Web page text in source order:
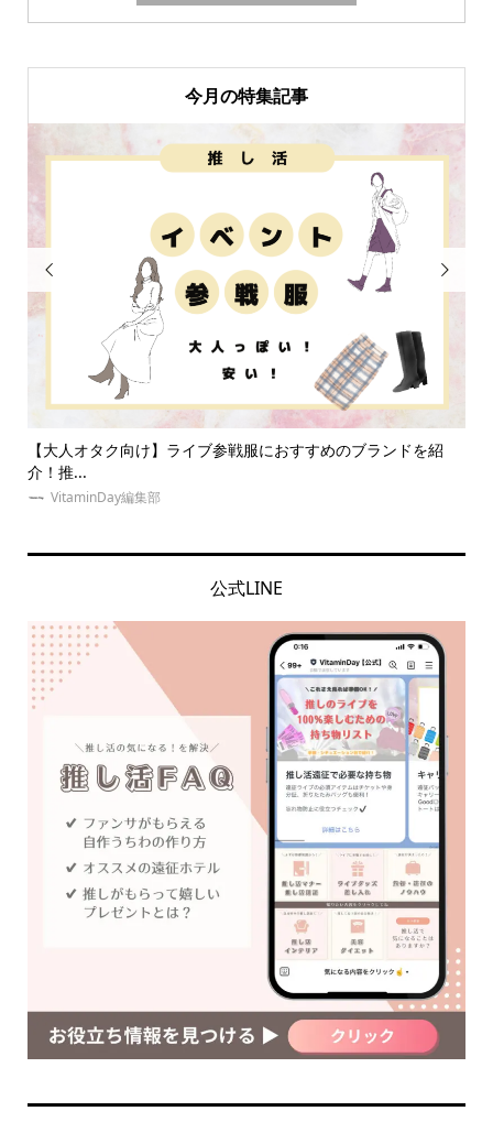
今月の特集記事

すめのブランドを紹
推し・本人不在の誕生日会で準備することは

公式LINE